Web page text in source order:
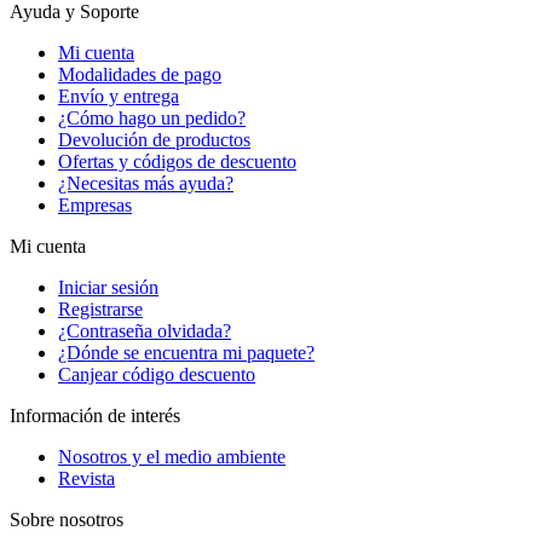
Ayuda y Soporte
Mi cuenta
Modalidades de pago
Envío y entrega
¿Cómo hago un pedido?
Devolución de productos
Ofertas y códigos de descuento
¿Necesitas más ayuda?
Empresas
Mi cuenta
Iniciar sesión
Registrarse
¿Contraseña olvidada?
¿Dónde se encuentra mi paquete?
Canjear código descuento
Información de interés
Nosotros y el medio ambiente
Revista
Sobre nosotros